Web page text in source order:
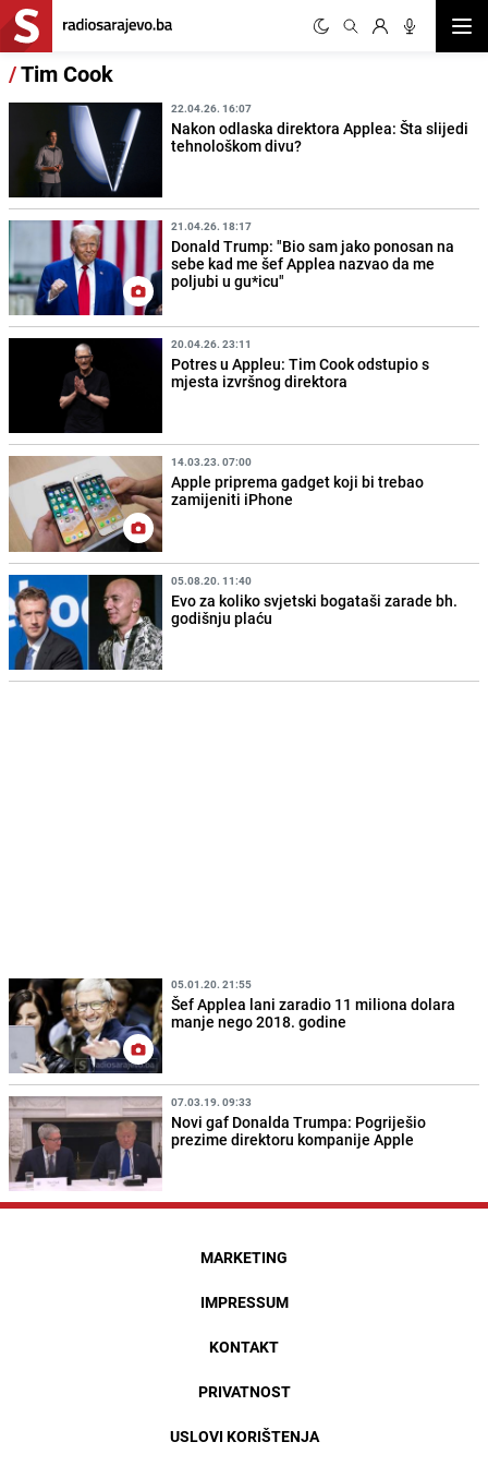
/Tim Cook
22.04.26. 16:07
Nakon odlaska direktora Applea: Šta slijedi
tehnološkom divu?
21.04.26. 18:17
Donald Trump: "Bio sam jako ponosan na
sebe kad me šef Applea nazvao da me
poljubi u gu*icu"
20.04.26. 23:11
Potres u Appleu: Tim Cook odstupio s
mjesta izvršnog direktora
14.03.23. 07:00
Apple priprema gadget koji bi trebao
zamijeniti iPhone
05.08.20. 11:40
Evo za koliko svjetski bogataši zarade bh.
godišnju plaću
05.01.20. 21:55
Šef Applea lani zaradio 11 miliona dolara
manje nego 2018. godine
07.03.19. 09:33
Novi gaf Donalda Trumpa: Pogriješio
prezime direktoru kompanije Apple
MARKETING
IMPRESSUM
KONTAKT
PRIVATNOST
USLOVI KORIŠTENJA